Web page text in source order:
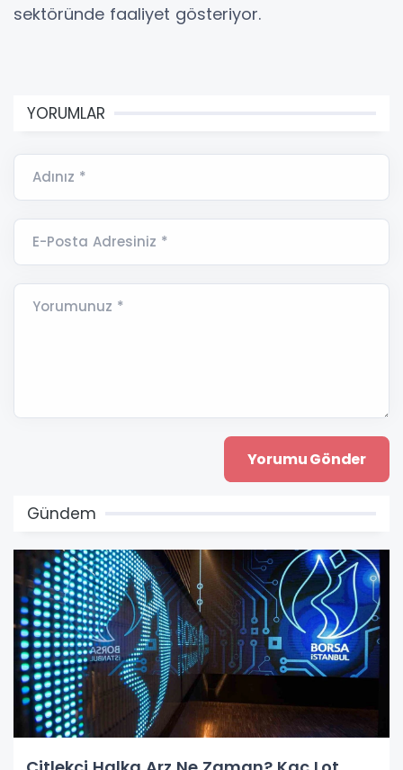
sektöründe faaliyet gösteriyor.
YORUMLAR
Adınız *
E-Posta Adresiniz *
Yorumunuz *
Gündem